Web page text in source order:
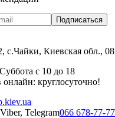
Подписаться
с.Чайки, Киевская обл.,
с 10 до 18
онлайн: круглосуточно!
Viber, Telegram066 678-77-77